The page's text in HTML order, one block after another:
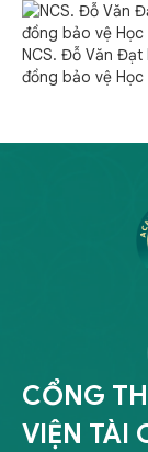
NCS. Đỗ Văn Đạt
đồng bảo vệ Học
CỔNG
VIỆN TÀI